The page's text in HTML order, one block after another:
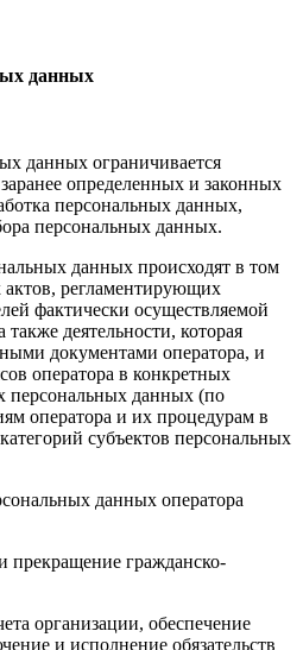
данных
данных ограничивается
определенных и законных
персональных данных,
персональных данных.
данных происходят в том
актов, регламентирующих
фактически осуществляемой
также деятельности, которая
документами оператора, и
оператора в конкретных
персональных данных (по
оператора и их процедурам в
субъектов персональных
данных оператора
прекращение гражданско-
организации, обеспечение
и исполнение обязательств